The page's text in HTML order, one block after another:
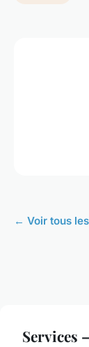
← Voir tous
Services